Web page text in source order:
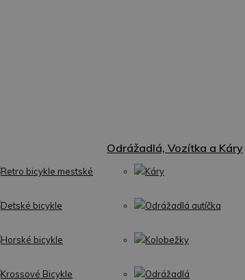
Retro bicykle mestské
Detské bicykle
Horské bicykle
Krossové Bicykle
Odrážadlá, Vozítka a Káry
Káry
Odrážadlá autíčka
Kolobežky
Odrážadlá